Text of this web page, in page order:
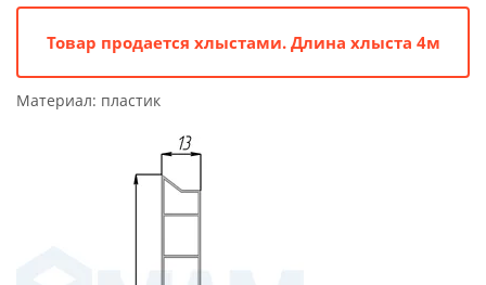
Товар продается хлыстами. Длина хлыста 4м
Материал: пластик